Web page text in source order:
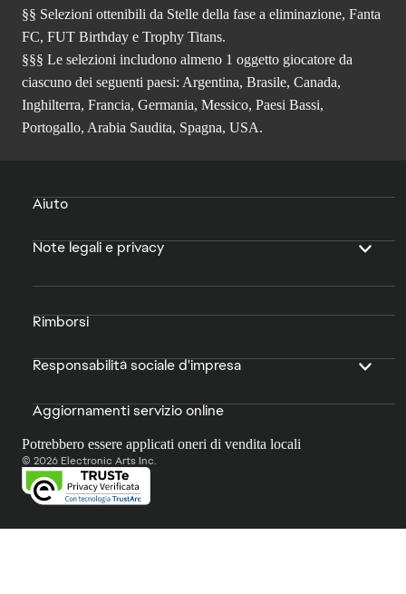
§§ Selezioni ottenibili da Stelle della fase a eliminazione, Fanta
FC, FUT Birthday e Trophy Titans.
§§§ Le selezioni includono almeno 1 oggetto giocatore da
ciascuno dei seguenti paesi: Argentina, Brasile, Canada,
Inghilterra, Francia, Germania, Messico, Paesi Bassi,
Portogallo, Arabia Saudita, Spagna, USA.
Aiuto
Note legali e privacy
Rimborsi
Responsabilità sociale d'impresa
Aggiornamenti servizio online
Potrebbero essere applicati oneri di vendita locali
© 2026 Electronic Arts Inc.